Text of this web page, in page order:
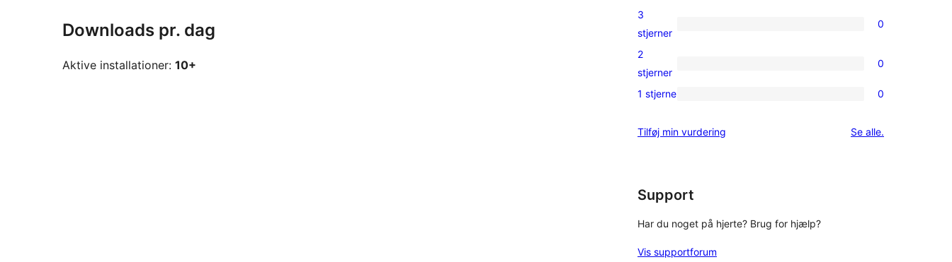
Downloads pr. dag
Aktive installationer: 10+
4-
stjernet
0
3-
stjernet
3
stjerner
0
0
2-
anmeldelser
2
stjerner
0
0
stjernet
1 stjerne 0
Tilføj min vurdering Se alleanmeldelser
.
Support
Har du noget på hjerte? Brug for hjælp?
Vis supportforum